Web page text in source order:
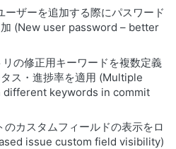
ーザーを追加する際にパスワード
加 (New user password – better
リの修正用キーワードを複数定義
ス・進捗率を適用 (Multiple
keywords in commit
のカスタムフィールドの表示をロ
issue custom field visibility)